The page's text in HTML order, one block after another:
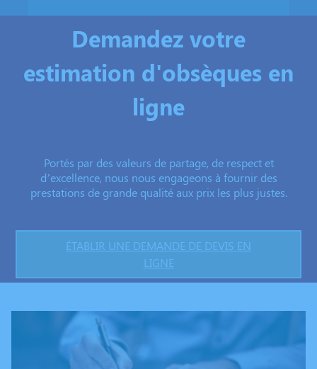
Demandez votre
estimation d'obsèques en
ligne
Portés par des valeurs de partage, de respect et
d’excellence, nous nous engageons à fournir des
prestations de grande qualité aux prix les plus justes.
ÉTABLIR UNE DEMANDE DE DEVIS EN
LIGNE